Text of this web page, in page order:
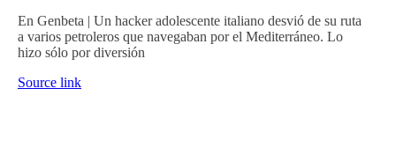
En Genbeta | Un hacker adolescente italiano desvió de su ruta
a varios petroleros que navegaban por el Mediterráneo. Lo
hizo sólo por diversión
Source link